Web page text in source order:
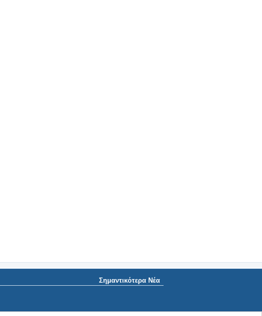
Σημαντικότερα Νέα